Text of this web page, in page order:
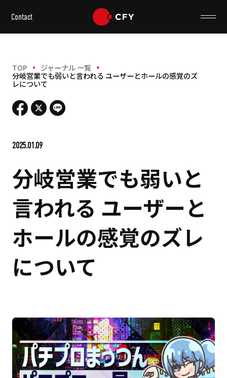
Contact
TOP ジャーナル 一覧
分岐営業でも弱いと言われる ユーザーとホールの感覚のズ
レについて
2025.01.09
分岐営業でも弱いと
言われる ユーザーと
ホールの感覚のズレ
について